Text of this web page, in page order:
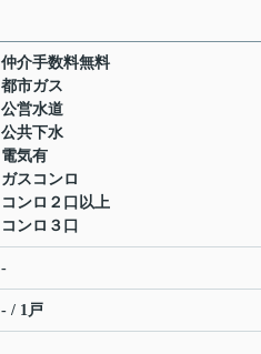
仲介手数料無料
都市ガス
公営水道
公共下水
電気有
ガスコンロ
コンロ２口以上
コンロ３口
-
- / 1戸